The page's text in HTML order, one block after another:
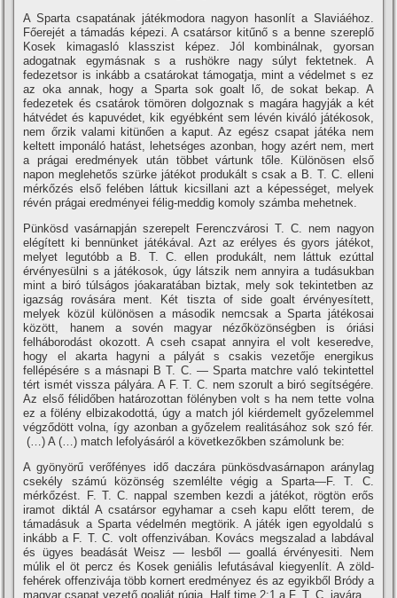
A Sparta csapatának játékmodora nagyon hasonlí­t a Slaviáéhoz.
Főerejét a támadás képezi. A csatársor kitűnő s a benne szereplő
Kosek kimagasló klasszist képez. Jól kombinálnak, gyorsan
adogatnak egymásnak s a rushökre nagy súlyt fektetnek. A
fedezetsor is inkább a csatárokat támogatja, mint a védelmet s ez
az oka annak, hogy a Sparta sok goalt lő, de sokat bekap. A
fedezetek és csatárok tömören dolgoznak s magára hagyják a két
hátvédet és kapuvédet, kik egyébként sem lévén kiváló játékosok,
nem őrzik valami kitünően a kaput. Az egész csapat játéka nem
keltett imponáló hatást, lehetséges azonban, hogy azért nem, mert
a prágai eredmények után többet vártunk tőle. Különösen első
napon meglehetős szürke játékot produkált s csak a B. T. C. elleni
mérkőzés első felében láttuk kicsillani azt a képességet, melyek
révén prágai eredményei félig-meddig komoly számba mehetnek.
Pünkösd vasárnapján szerepelt Ferenczvárosi T. C. nem nagyon
elégí­tett ki bennünket játékával. Azt az erélyes és gyors játékot,
melyet legutóbb a B. T. C. ellen produkált, nem láttuk ezúttal
érvényesülni s a játékosok, úgy látszik nem annyira a tudásukban
mint a biró túlságos jóakaratában biztak, mely sok tekintetben az
igazság rovására ment. Két tiszta of side goalt érvényesí­tett,
melyek közül különösen a második nemcsak a Sparta játékosai
között, hanem a sovén magyar nézőközönségben is óriási
felháborodást okozott. A cseh csapat annyira el volt keseredve,
hogy el akarta hagyni a pályát s csakis vezetője energikus
fellépésére s a másnapi B T. C. — Sparta matchre való tekintettel
tért ismét vissza pályára. A F. T. C. nem szorult a biró segí­tségére.
Az első félidőben határozottan fölényben volt s ha nem tette volna
ez a fölény elbizakodottá, úgy a match jól kiérdemelt győzelemmel
végződött volna, í­gy azonban a győzelem realitásához sok szó fér.
(…) A (…) match lefolyásáról a következőkben számolunk be:
A gyönyörű verőfényes idő daczára pünkösdvasárnapon aránylag
csekély számú közönség szemlélte végig a Sparta—F. T. C.
mérkőzést. F. T. C. nappal szemben kezdi a játékot, rögtön erős
iramot diktál A csatársor egyhamar a cseh kapu előtt terem, de
támadásuk a Sparta védelmén megtörik. A játék igen egyoldalú s
inkább a F. T. C. volt offenzivában. Kovács megszalad a labdával
és ügyes beadását Weisz — lesből — goallá érvényesiti. Nem
múlik el öt percz és Kosek geniális lefutásával kiegyenlí­t. A zöld-
fehérek offenzivája több kornert eredményez és az egyikből Bródy a
magyar csapat vezető goalját rúgja. Half time 2:1 a F. T. C. javára.